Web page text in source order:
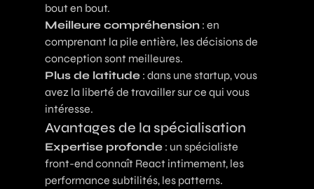
bout en bout.
Meilleure compréhension : en
comprenant la pile entière, les décisions de
conception sont meilleures.
Plus de latitude : dans une startup, vous
avez la liberté de travailler sur ce qui vous
intéresse.
Avantages de la spécialisation
Expertise profonde : un spécialiste
front-end connaît React intimement, les
performance subtilités, les patterns.